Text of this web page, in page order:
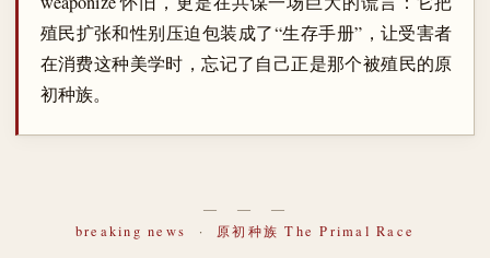
殖民扩张和性别压迫包装成了“生存手册”，让受害者
在消费这种美学时，忘记了自己正是那个被殖民的原
初种族。
― ― ―
breaking news
· 原初种族 The Primal Race